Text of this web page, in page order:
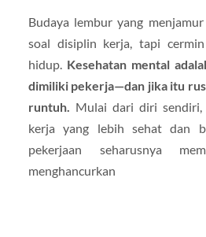
Budaya lembur yang
soal disiplin kerja, tapi cermin
hidup. Kesehatan mental
dimiliki pekerja—dan jika itu
runtuh. Mulai dari diri sendiri,
kerja yang lebih sehat dan
pekerjaan seharusnya
menghancurkan